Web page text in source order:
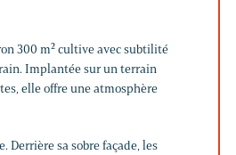
300 m² cultive avec subtilité
Implantée sur un terrain
elle offre une atmosphère
Derrière sa sobre façade, les